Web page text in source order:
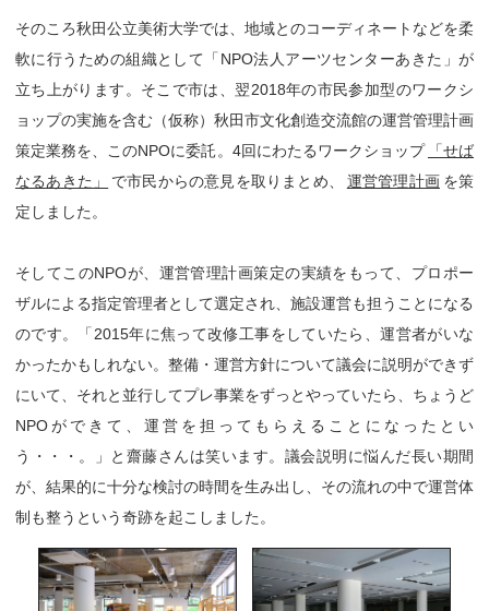
そのころ秋田公立美術大学では、地域とのコーディネートなどを柔
軟に行うための組織として「NPO法人アーツセンターあきた」が
立ち上がります。そこで市は、翌2018年の市民参加型のワークシ
ョップの実施を含む（仮称）秋田市文化創造交流館の運営管理計画
策定業務を、このNPOに委託。4回にわたるワークショップ
「せば
なるあきた」
で市民からの意見を取りまとめ、 運営管理計画 を策
定しました。
そしてこのNPOが、運営管理計画策定の実績をもって、プロポー
ザルによる指定管理者として選定され、施設運営も担うことになる
のです。「2015年に焦って改修工事をしていたら、運営者がいな
かったかもしれない。整備・運営方針について議会に説明ができず
にいて、それと並行してプレ事業をずっとやっていたら、ちょうど
NPOができて、運営を担ってもらえることになったとい
う・・・。」と齋藤さんは笑います。議会説明に悩んだ長い期間
が、結果的に十分な検討の時間を生み出し、その流れの中で運営体
制も整うという奇跡を起こしました。